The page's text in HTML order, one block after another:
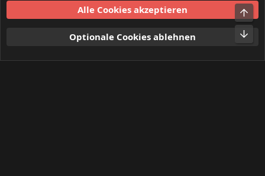
Nutzungsbedingungen
Datenschutz
S
Alle Cookies akzeptieren
Optionale Cookies ablehnen